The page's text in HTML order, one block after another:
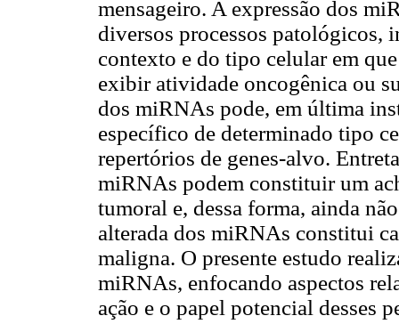
mensageiro. A expressão dos
diversos processos patológicos,
contexto e do tipo celular em
exibir atividade oncogênica ou
dos miRNAs pode, em última
específico de determinado tipo
repertórios de genes-alvo.
miRNAs podem constituir um
tumoral e, dessa forma, ainda
alterada dos miRNAs constitui
maligna. O presente estudo
miRNAs, enfocando aspectos
ação e o papel potencial desses